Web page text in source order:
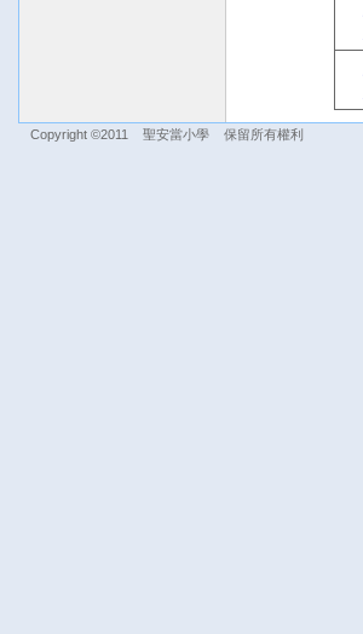
Copyright ©2011 聖安當小學 保留所有權利